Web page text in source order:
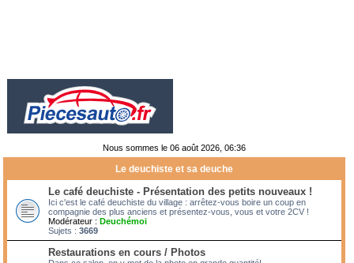
Nous sommes le 06 août 2026, 06:36
Le deuchiste et sa deuche
Le café deuchiste - Présentation des petits nouveaux !
Ici c'est le café deuchiste du village : arrêtez-vous boire un coup en
compagnie des plus anciens et présentez-vous, vous et votre 2CV !
Modérateur : Deuchémoi
Sujets : 3669
Restaurations en cours / Photos